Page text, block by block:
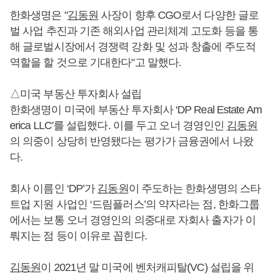
한화생명은 "김동원 사장이 향후 CGO로서 다양한 글로
벌 사업 추진과 기존 해외사업 관리체계 고도화 등을 통
해 글로벌시장에서 경쟁력 강화 및 성과 창출에 주도적
역할을 할 것으로 기대한다"고 말했다.
△미국 부동산 투자회사 설립
한화생명이 미국에 부동산 투자회사 ‘DP Real Estate Am
erica LLC’를 설립했다. 이를 두고 오너 경영인인 김동원
의 의중이 상당히 반영됐다는 평가가 금융권에서 나왔
다.
회사 이름인 ‘DP’가 김동원이 주도하는 한화생명의 스타
트업 지원 사업인 ‘드림플러스’의 약자라는 점, 한화그룹
에서는 보통 오너 경영인의 의중대로 자회사 출자가 이
뤄지는 점 등이 이유로 꼽힌다.
김동원이 2021년 말 미국에 벤처캐피탈(VC) 설립을 위